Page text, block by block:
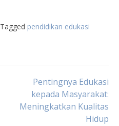
Tagged pendidikan edukasi
Pentingnya Edukasi
kepada Masyarakat:
Meningkatkan Kualitas
Hidup